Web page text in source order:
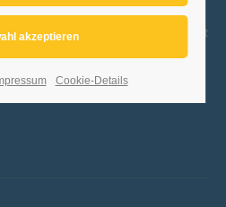
eingetragener Verein zur Pflege des
unserer Leutkircher Fasnet
und weitere traditionsreiche
Cookie-Details